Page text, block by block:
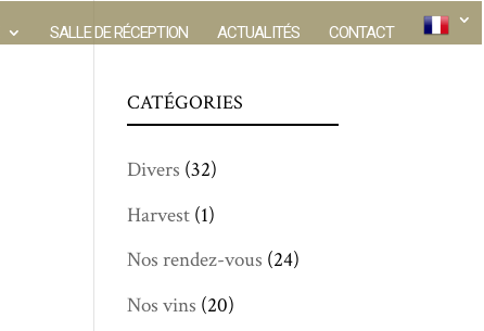
SALLE DE RÉCEPTION ACTUALITÉS CONTACT
CATÉGORIES
Divers (32)
Harvest (1)
Nos rendez-vous (24)
Nos vins (20)